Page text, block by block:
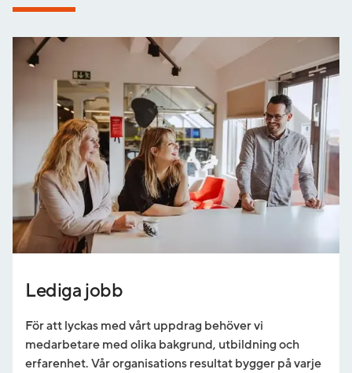
Lediga jobb
För att lyckas med vårt uppdrag behöver vi
medarbetare med olika bakgrund, utbildning och
erfarenhet. Vår organisations resultat bygger på varje